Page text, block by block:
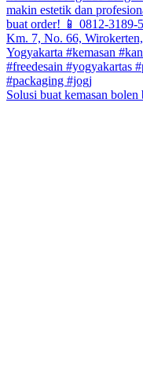
Solusi buat kemasan